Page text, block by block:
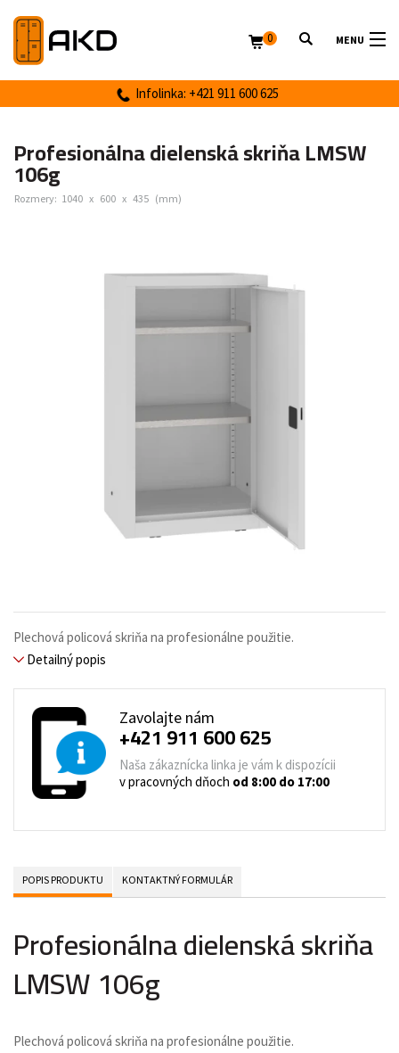
MENU
Infolinka: +421 911 600 625
0
Profesionálna dielenská skriňa LMSW
106g
Rozmery: 1040 x 600 x 435 (mm)
Plechová policová skriňa na profesionálne použitie.
Detailný popis
Zavolajte nám
+421 911 600 625
Naša zákaznícka linka je vám k dispozícii
v pracovných dňoch od 8:00 do 17:00
POPIS PRODUKTU KONTAKTNÝ FORMULÁR
Profesionálna dielenská skriňa
LMSW 106g
Plechová policová skriňa na profesionálne použitie.